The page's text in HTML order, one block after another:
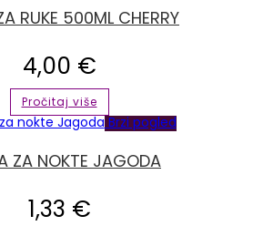
RUKE 500ML CHERRY
4,00 €
Pročitaj više
Brzi pogled
ZA NOKTE JAGODA
1,33 €